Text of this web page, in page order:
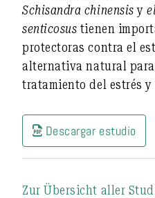
Schisandra chinensisy
senticosus tienen
protectoras contra el
alternativa natural
tratamiento del estrés
Descargar estudio
Zur Übersicht aller